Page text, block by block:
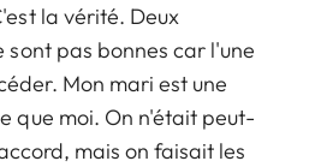
la vérité. Deux
sont pas bonnes car l'une
Mon mari est une
que moi. On n'était peut-
mais on faisait les